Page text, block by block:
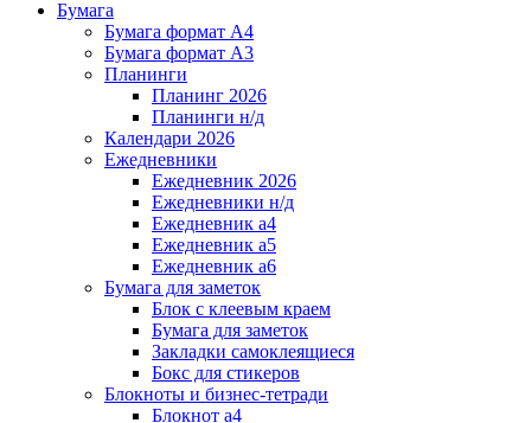
Бумага
Бумага формат А4
Бумага формат А3
Планинги
Планинг 2026
Планинги н/д
Календари 2026
Ежедневники
Ежедневник 2026
Ежедневники н/д
Ежедневник а4
Ежедневник а5
Ежедневник а6
Бумага для заметок
Блок с клеевым краем
Бумага для заметок
Закладки самоклеящиеся
Бокс для стикеров
Блокноты и бизнес-тетради
Блокнот а4